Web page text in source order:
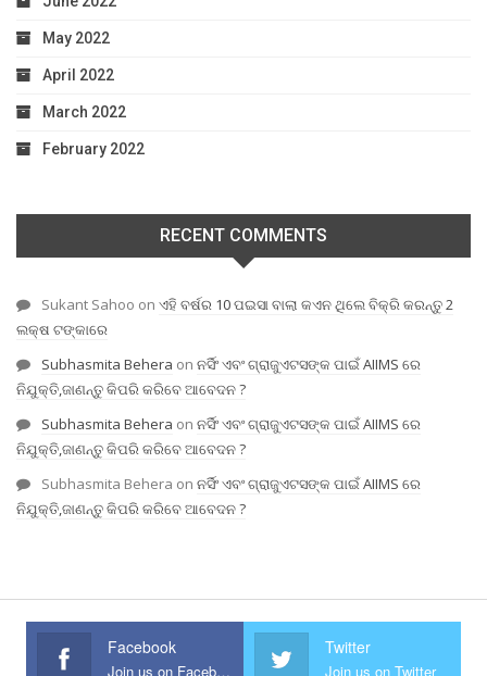
May 2022
April 2022
March 2022
February 2022
RECENT COMMENTS
Sukant Sahoo on ଏହି ବର୍ଷର 10 ପଇସା ବାଲା କଏନ ଥିଲେ ବିକ୍ରି କରନ୍ତୁ 2
ଲକ୍ଷ ଟଙ୍କାରେ
Subhasmita Behera on ନର୍ସିଂ ଏବଂ ଗ୍ରାଜୁଏଟସଙ୍କ ପାଇଁ AIIMS ରେ
ନିଯୁକ୍ତି,ଜାଣନ୍ତୁ କିପରି କରିବେ ଆବେଦନ ?
Subhasmita Behera on ନର୍ସିଂ ଏବଂ ଗ୍ରାଜୁଏଟସଙ୍କ ପାଇଁ AIIMS ରେ
ନିଯୁକ୍ତି,ଜାଣନ୍ତୁ କିପରି କରିବେ ଆବେଦନ ?
Subhasmita Behera on ନର୍ସିଂ ଏବଂ ଗ୍ରାଜୁଏଟସଙ୍କ ପାଇଁ AIIMS ରେ
ନିଯୁକ୍ତି,ଜାଣନ୍ତୁ କିପରି କରିବେ ଆବେଦନ ?
Facebook
Join us on Facebook
Twitter
Join us on Twitter